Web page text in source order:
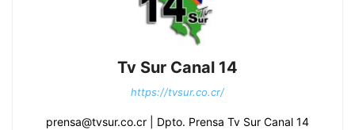
Tv Sur Canal 14
https://tvsur.co.cr/
prensa@tvsur.co.cr | Dpto. Prensa Tv Sur Canal 14